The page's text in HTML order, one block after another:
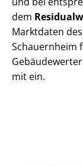
dem
Marktdaten
Schauernheim
mit ein.